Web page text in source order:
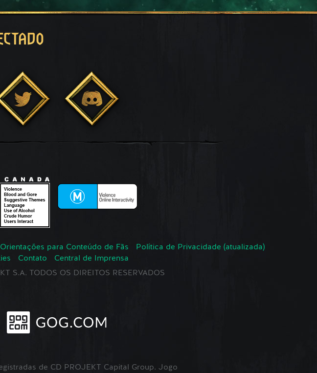
Orientações para Conteúdo de Fãs
Política de Privacidade (atualizada)
Contato
Central de Imprensa
S.A. TODOS OS DIREITOS RESERVADOS
de CD PROJEKT Capital Group. Jogo